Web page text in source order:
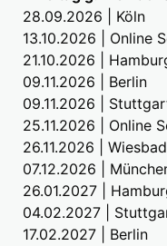
28.09.2026 | Köln
13.10.2026 | Online
21.10.2026 |
09.11.2026 | Berlin
09.11.2026 |
25.11.2026 | Online
26.11.2026 |
07.12.2026 |
26.01.2027 |
04.02.2027 |
17.02.2027 | Berlin